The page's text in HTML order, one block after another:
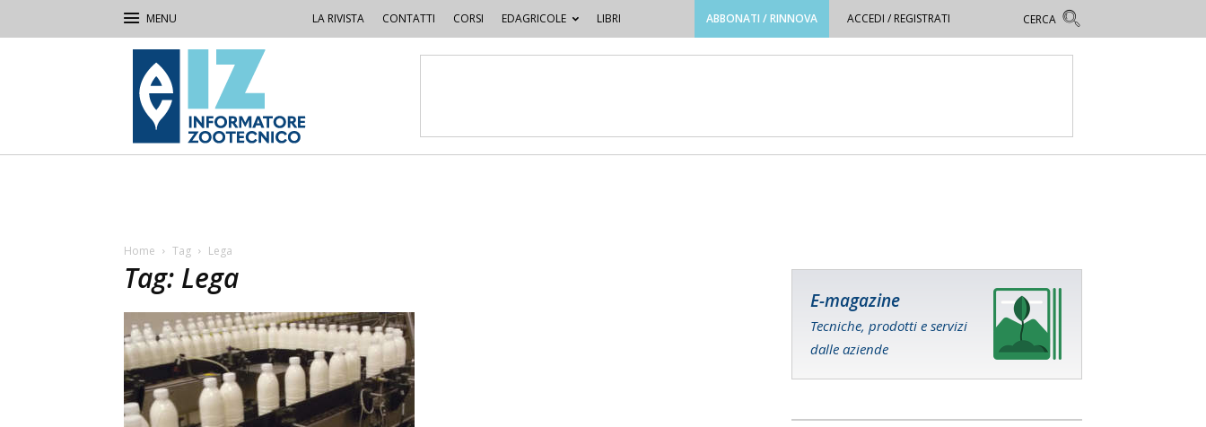
LA RIVISTA CONTATTI CORSI EDAGRICOLE LIBRI ABBONATI / RINNOVA ACCEDI / REGISTRATI
IZ
Informatore
Zootecnico
Home Tag Lega
Tag: Lega
E-magazine
Tecniche, prodotti e servizi
dalle aziende